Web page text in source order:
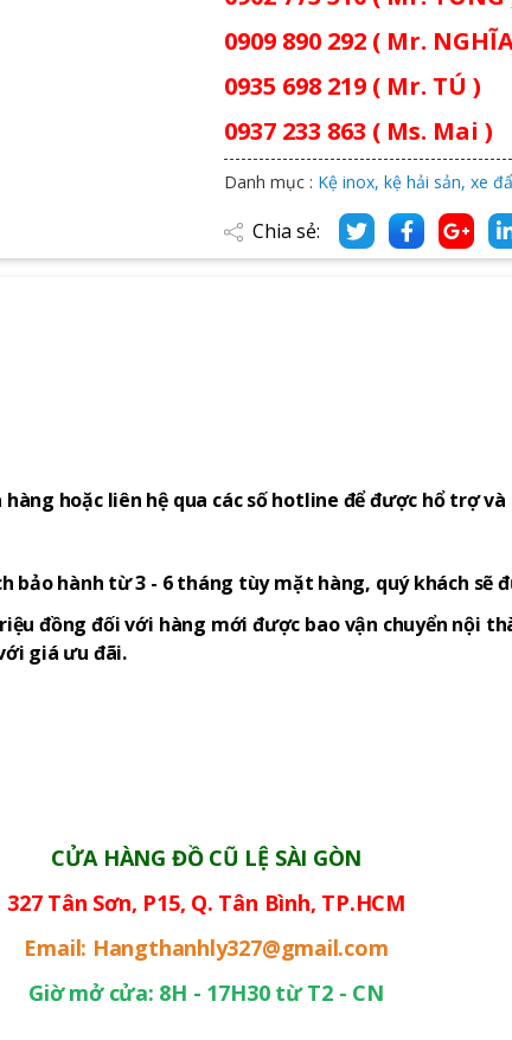
0909 890 292 ( Mr.
0935 698 219 ( Mr. TÚ )
0937 233 863 ( Ms. Mai )
Danh mục : Kệ inox, kệ hải sản, xe
Chia sẻ:
hoặc liên hệ qua các số hotline để được hổ trợ
bảo hành từ 3 - 6 tháng tùy mặt hàng, quý khách sẽ
đồng đối với hàng mới được bao vận chuyển nội
giá ưu đãi.
CỬA HÀNG ĐỒ CŨ LỆ SÀI GÒN
327 Tân Sơn, P15, Q. Tân Bình, TP.HCM
Email: Hangthanhly327@gmail.com
Giờ mở cửa: 8H - 17H30 từ T2 - CN